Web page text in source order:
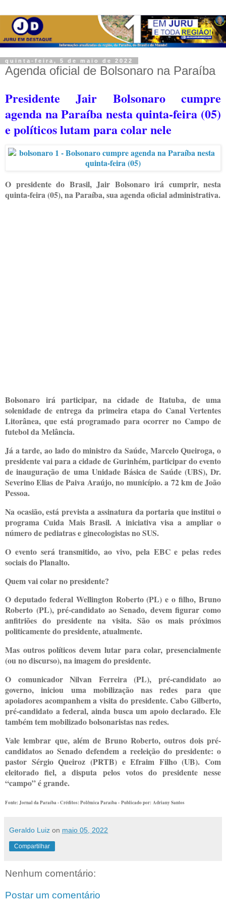
quinta-feira, 5 de maio de 2022
Agenda oficial de Bolsonaro na Paraíba
Presidente Jair Bolsonaro cumpre
agenda na Paraíba nesta quinta-feira (05)
e políticos lutam para colar nele
O presidente do Brasil, Jair Bolsonaro irá cumprir, nesta
quinta-feira (05), na Paraíba, sua agenda oficial administrativa.
Bolsonaro irá participar, na cidade de Itatuba, de uma
solenidade de entrega da primeira etapa do Canal Vertentes
Litorânea, que está programado para ocorrer no Campo de
futebol da Melância.
Já a tarde, ao lado do ministro da Saúde, Marcelo Queiroga, o
presidente vai para a cidade de Gurinhém, participar do evento
de inauguração de uma Unidade Básica de Saúde (UBS), Dr.
Severino Elias de Paiva Araújo, no município. a 72 km de João
Pessoa.
Na ocasião, está prevista a assinatura da portaria que institui o
programa Cuida Mais Brasil. A iniciativa visa a ampliar o
número de pediatras e ginecologistas no SUS.
O evento será transmitido, ao vivo, pela EBC e pelas redes
sociais do Planalto.
Quem vai colar no presidente?
O deputado federal Wellington Roberto (PL) e o filho, Bruno
Roberto (PL), pré-candidato ao Senado, devem figurar como
anfitriões do presidente na visita. São os mais próximos
politicamente do presidente, atualmente.
Mas outros políticos devem lutar para colar, presencialmente
(ou no discurso), na imagem do presidente.
O comunicador Nilvan Ferreira (PL), pré-candidato ao
governo, iniciou uma mobilização nas redes para que
apoiadores acompanhem a visita do presidente. Cabo Gilberto,
pré-candidato a federal, ainda busca um apoio declarado. Ele
também tem mobilizado bolsonaristas nas redes.
Vale lembrar que, além de Bruno Roberto, outros dois pré-
candidatos ao Senado defendem a reeleição do presidente: o
pastor Sérgio Queiroz (PRTB) e Efraim Filho (UB). Com
eleitorado fiel, a disputa pelos votos do presidente nesse
“campo” é grande.
Fonte: Jornal da Paraíba - Créditos: Polêmica Paraíba - Publicado por: Adriany Santos
Geraldo Luiz on maio 05, 2022
Compartilhar
Nenhum comentário:
Postar um comentário